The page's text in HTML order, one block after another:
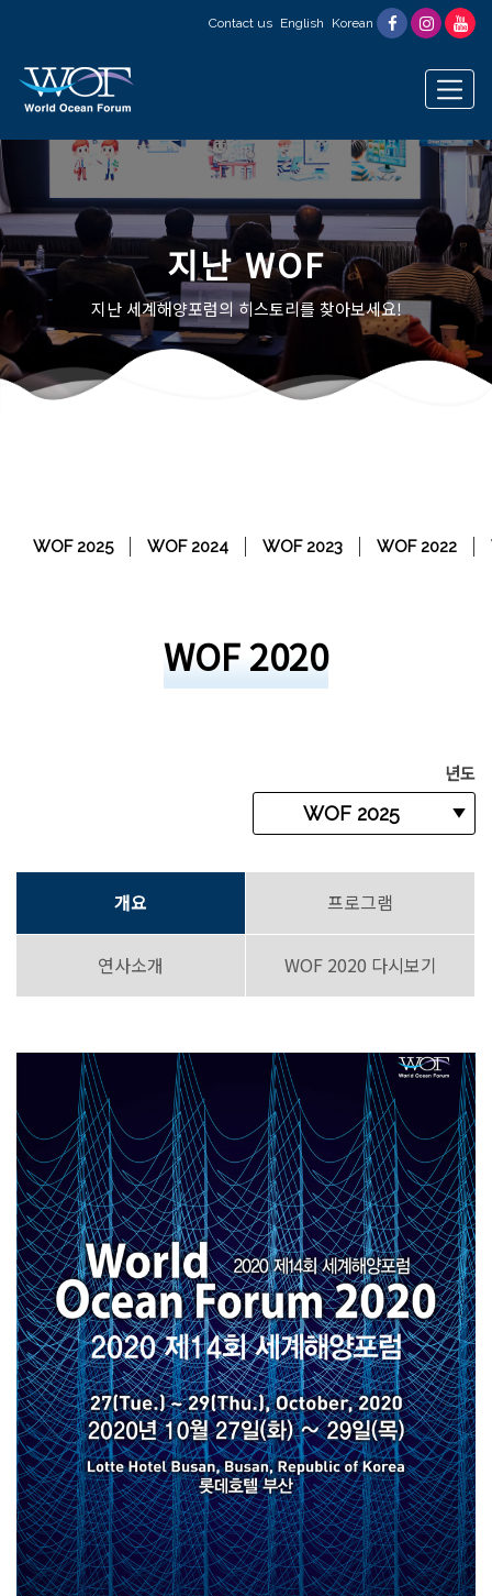
Contact us English Korean
지난 WOF
지난 세계해양포럼의 히스토리를 찾아보세요!
WOF 2025 WOF 2024 WOF 2023 WOF 2022
WOF 2020
년도
개요 프로그램
연사소개 WOF 2020 다시보기